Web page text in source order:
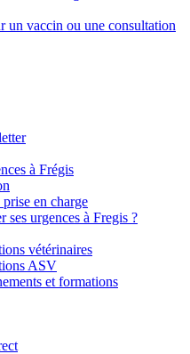
un vaccin ou une consultation
à Frégis
prise en charge
ses urgences à Fregis ?
vétérinaires
ASV
et formations